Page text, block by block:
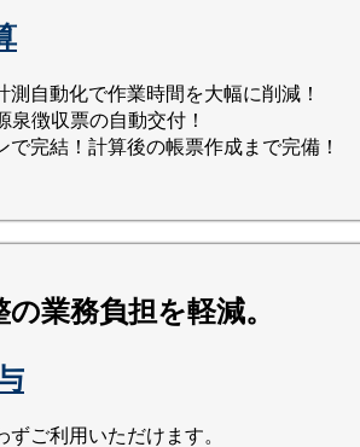
自動化で作業時間を大幅に削減！
泉徴収票の自動交付！
で完結！計算後の帳票作成まで完備！
業務負担を軽減。
ご利用いただけます。